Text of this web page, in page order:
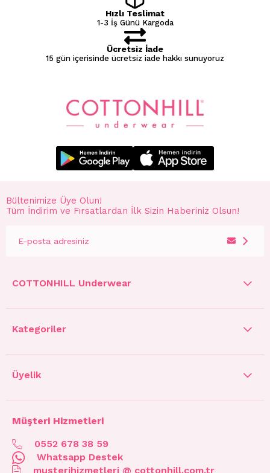
Hızlı Teslimat
1-3 İş Günü Kargoda
Ücretsiz İade
15 gün içerisinde ücretsiz iade hakkı sunuyoruz
Bültenimize Üye Olun!
Tüm İndirim ve Fırsatlardan İlk Sizin Haberiniz Olsun!
COTTONHILL Underwear
Kategoriler
Üyelik
Müşteri Hizmetleri
0552 678 38 59
Whatsapp Destek
musterihizmetleri @ cottonhill.com.tr